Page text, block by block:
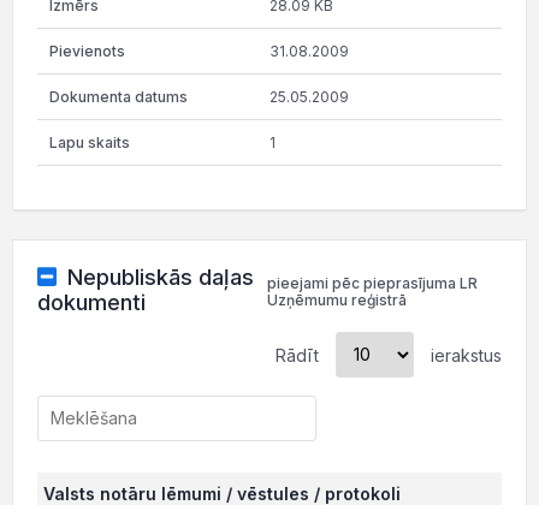
28.09 KB
31.08.2009
25.05.2009
1
Nepubliskās daļas
dokumenti
pieejami pēc pieprasījuma LR
Uzņēmumu reģistrā
Rādīt ierakstus
Valsts notāru lēmumi / vēstules / protokoli